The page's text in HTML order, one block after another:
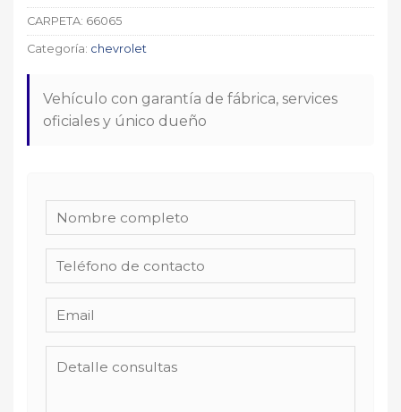
CARPETA: 66065
Categoría: chevrolet
Vehículo con garantía de fábrica, services
oficiales y único dueño